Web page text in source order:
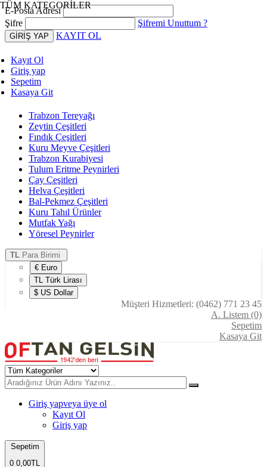
E-Posta Adresi
Şifre
Şifremi Unuttum ?
KAYIT OL
Kayıt Ol
Giriş yap
Sepetim
Kasaya Git
Trabzon Tereyağı
Zeytin Çeşitleri
Fındık Çeşitleri
Kuru Meyve Çeşitleri
Trabzon Kurabiyesi
Tulum Eritme Peynirleri
Çay Çeşitleri
Helva Çeşitleri
Bal-Pekmez Çeşitleri
Kuru Tahıl Ürünler
Mutfak Yağı
Yöresel Peynirler
TL Para Birimi
€ Euro
TL Türk Lirası
$ US Dollar
Müşteri Hizmetleri: (0462) 771 23 45
A. Listem (0)
Sepetim
Kasaya Git
Giriş yapveya üye ol
Kayıt Ol
Giriş yap
Sepetim
0 0,00TL
TÜM KATEGORİLER